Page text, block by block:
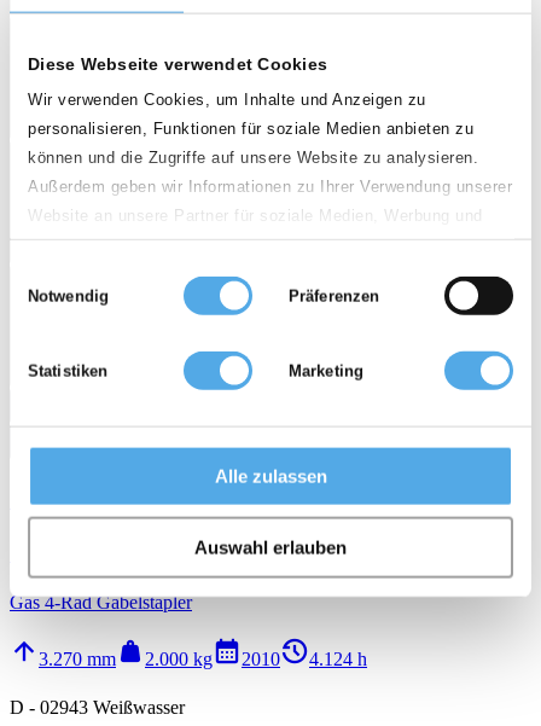
Diese Webseite verwendet Cookies
Wir verwenden Cookies, um Inhalte und Anzeigen zu
personalisieren, Funktionen für soziale Medien anbieten zu
können und die Zugriffe auf unsere Website zu analysieren.
Außerdem geben wir Informationen zu Ihrer Verwendung unserer
Website an unsere Partner für soziale Medien, Werbung und
Analysen weiter. Unsere Partner führen diese Informationen
möglicherweise mit weiteren Daten zusammen, die Sie ihnen
bereitgestellt haben oder die sie im Rahmen Ihrer Nutzung der
Notwendig Präferenzen
Statistiken Marketing
Alle zulassen
Auswahl erlauben
Such-Agent
Händlersuche
STILL RX70-20T
Gas 4-Rad Gabelstapler
arrow_upward 3.270 mm weight 2.000 kgcalendar_month2010history_24.124 h
D - 02943 Weißwasser